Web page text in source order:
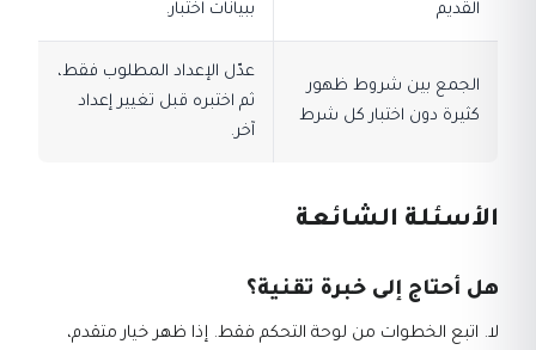
القديم
ببيانات اختبار.
الجمع بين شروط ظهور
كثيرة دون اختبار كل شرط
عدّل الإعداد المطلوب فقط،
ثم اختبره قبل تغيير إعداد
آخر.
الأسئلة الشائعة
هل أحتاج إلى خبرة تقنية؟
لا. اتبع الخطوات من لوحة التحكم فقط. إذا ظهر خيار متقدم،